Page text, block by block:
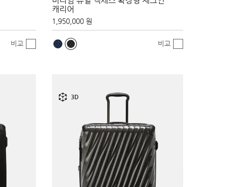
비교
캐리어
1,950,000 원
비교
3D